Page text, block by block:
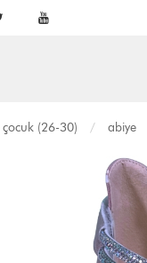
çocuk (26-30) abiye